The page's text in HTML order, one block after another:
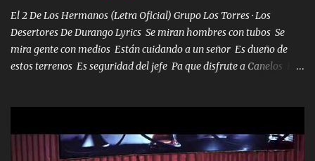
en corto me tiró a per...
El 2 De Los Hermanos (Letra Oficial) Grupo Los Torres · Los
Desertores De Durango Lyrics Se miran hombres con tubos Se
mira gente con medios Están cuidando a un señor Es dueño de
estos terrenos Es seguridad del jefe Pa que disfrute a Canelos Es
ni tampoco las mujeres porque es platica de grandes por eso hay
que estar alegres doy las instrucciones para atender los deberes